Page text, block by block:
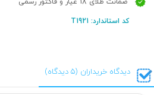
کد استاندارد: T1921
دیدگاه خریداران (5 دیدگاه)